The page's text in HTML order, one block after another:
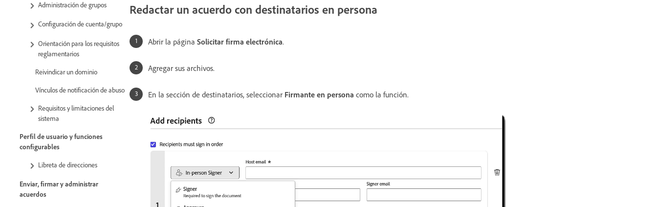
Administración de grupos
Configuración de cuenta/grupo
Orientación para los requisitos
reglamentarios
Reivindicar un dominio
Vínculos de notificación de abuso
Requisitos y limitaciones del
sistema
Perfil de usuario y funciones
configurables
Libreta de direcciones
Enviar, firmar y administrar
acuerdos
Redactar un acuerdo con destinatarios en persona
Abrir la página Solicitar firma electrónica.
Agregar sus archivos.
En la sección de destinatarios, seleccionar Firmante en persona como la función.